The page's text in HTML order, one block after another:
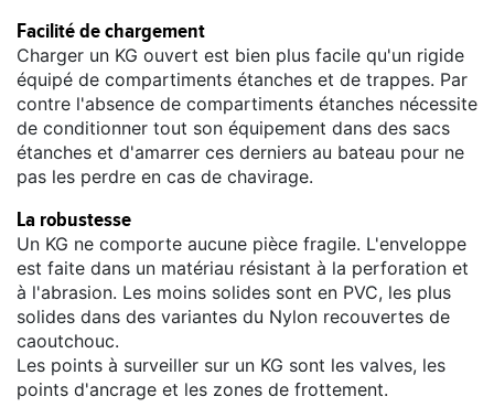
Facilité de chargement
Charger un KG ouvert est bien plus facile qu'un rigide
équipé de compartiments étanches et de trappes. Par
contre l'absence de compartiments étanches nécessite
de conditionner tout son équipement dans des sacs
étanches et d'amarrer ces derniers au bateau pour ne
pas les perdre en cas de chavirage.
La robustesse
Un KG ne comporte aucune pièce fragile. L'enveloppe
est faite dans un matériau résistant à la perforation et
à l'abrasion. Les moins solides sont en PVC, les plus
solides dans des variantes du Nylon recouvertes de
caoutchouc.
Les points à surveiller sur un KG sont les valves, les
points d'ancrage et les zones de frottement.